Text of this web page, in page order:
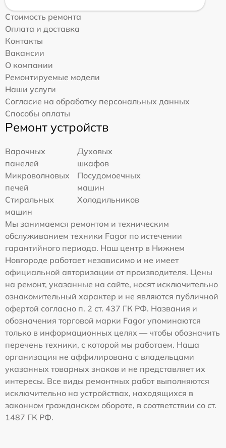
Стоимость ремонта
Оплата и доставка
Контакты
Вакансии
О компании
Ремонтируемые модели
Наши услуги
Согласие на обработку персональных данных
Способы оплаты
Ремонт устройств
Варочных
панелей
Духовых
шкафов
Микроволновых
печей
Посудомоечных
машин
Стиральных
машин
Холодильников
Мы занимаемся ремонтом и техническим
обслуживанием техники Fagor по истечении
гарантийного периода. Наш центр в Нижнем
Новгороде работает независимо и не имеет
официальной авторизации от производителя. Цены
на ремонт, указанные на сайте, носят исключительно
ознакомительный характер и не являются публичной
офертой согласно п. 2 ст. 437 ГК РФ. Названия и
обозначения торговой марки Fagor упоминаются
только в информационных целях — чтобы обозначить
перечень техники, с которой мы работаем. Наша
организация не аффилирована с владельцами
указанных товарных знаков и не представляет их
интересы. Все виды ремонтных работ выполняются
исключительно на устройствах, находящихся в
законном гражданском обороте, в соответствии со ст.
1487 ГК РФ.